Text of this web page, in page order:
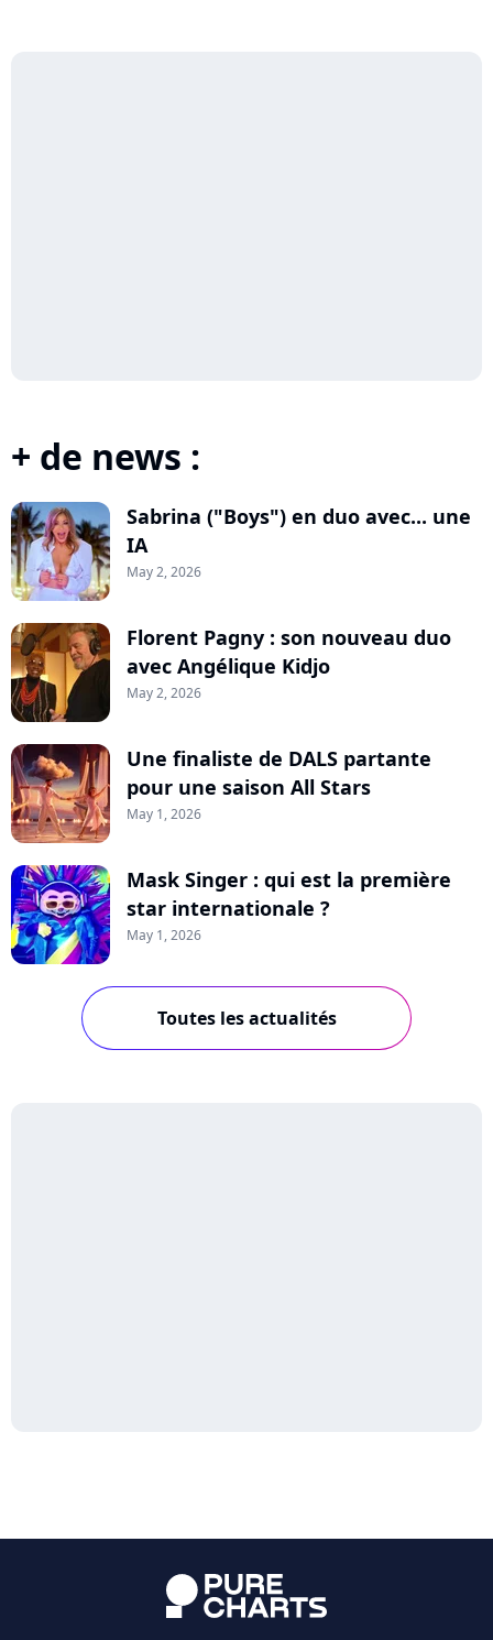
+ de news :
Sabrina ("Boys") en duo avec... une
IA
May 2, 2026
Florent Pagny : son nouveau duo
avec Angélique Kidjo
May 2, 2026
Une finaliste de DALS partante
pour une saison All Stars
May 1, 2026
Mask Singer : qui est la première
star internationale ?
May 1, 2026
Toutes les actualités